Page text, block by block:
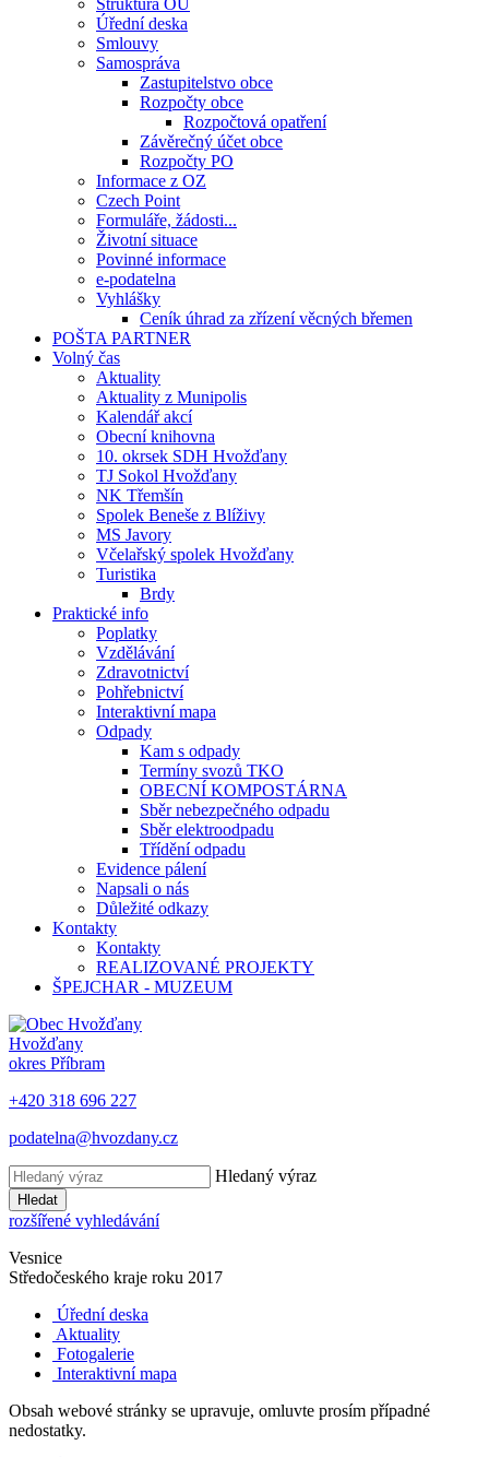
Struktura OÚ
Úřední deska
Smlouvy
Samospráva
Zastupitelstvo obce
Rozpočty obce
Rozpočtová opatření
Závěrečný účet obce
Rozpočty PO
Informace z OZ
Czech Point
Formuláře, žádosti...
Životní situace
Povinné informace
e-podatelna
Vyhlášky
Ceník úhrad za zřízení věcných břemen
POŠTA PARTNER
Volný čas
Aktuality
Aktuality z Munipolis
Kalendář akcí
Obecní knihovna
10. okrsek SDH Hvožďany
TJ Sokol Hvožďany
NK Třemšín
Spolek Beneše z Blíživy
MS Javory
Včelařský spolek Hvožďany
Turistika
Brdy
Praktické info
Poplatky
Vzdělávání
Zdravotnictví
Pohřebnictví
Interaktivní mapa
Odpady
Kam s odpady
Termíny svozů TKO
OBECNÍ KOMPOSTÁRNA
Sběr nebezpečného odpadu
Sběr elektroodpadu
Třídění odpadu
Evidence pálení
Napsali o nás
Důležité odkazy
Kontakty
Kontakty
REALIZOVANÉ PROJEKTY
ŠPEJCHAR - MUZEUM
Hvožďany
okres Příbram
+420 318 696 227
podatelna@hvozdany.cz
Hledaný výraz
Hledat
rozšířené vyhledávání
Vesnice
Středočeského kraje roku 2017
Úřední deska
Aktuality
Fotogalerie
Interaktivní mapa
Obsah webové stránky se upravuje, omluvte prosím případné
nedostatky.